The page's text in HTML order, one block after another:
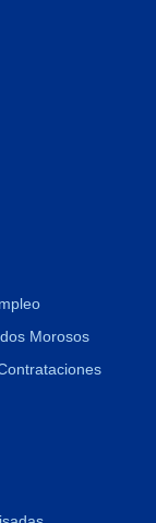
Morosos